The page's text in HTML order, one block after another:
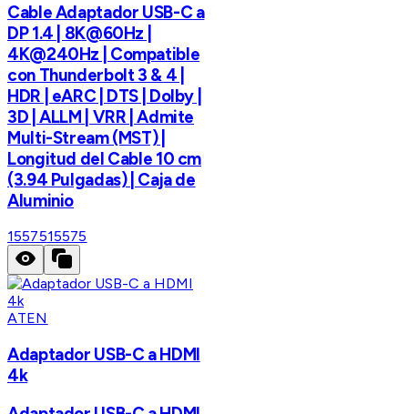
Cable Adaptador USB-C a
DP 1.4 | 8K@60Hz |
4K@240Hz | Compatible
con Thunderbolt 3 & 4 |
HDR | eARC | DTS | Dolby |
3D | ALLM | VRR | Admite
Multi-Stream (MST) |
Longitud del Cable 10 cm
(3.94 Pulgadas) | Caja de
Aluminio
1557515575
ATEN
Adaptador USB-C a HDMI
4k